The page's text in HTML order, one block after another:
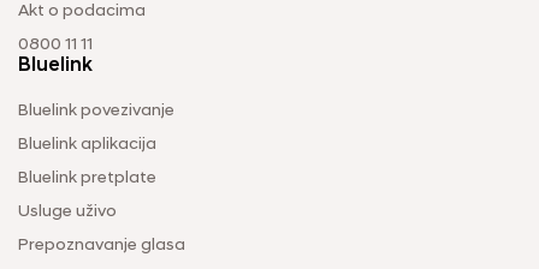
Akt o podacima
0800 11 11
Bluelink
Bluelink povezivanje
Bluelink aplikacija
Bluelink pretplate
Usluge uživo
Prepoznavanje glasa